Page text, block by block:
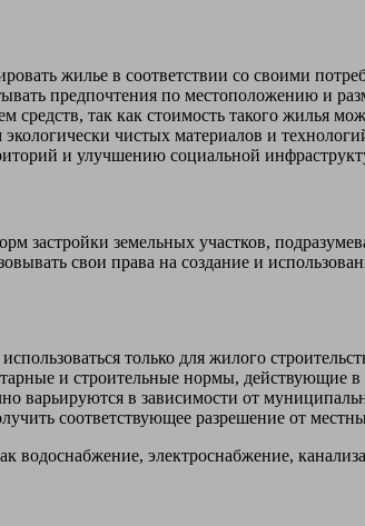
жилье в соответствии со своими
предпочтения по местоположению и
так как стоимость такого жилья
чистых материалов и
и улучшению социальной
застройки земельных участков,
свои права на создание и
только для жилого
и строительные нормы, действующие в
варьируются в зависимости от
соответствующее разрешение от
электроснабжение,